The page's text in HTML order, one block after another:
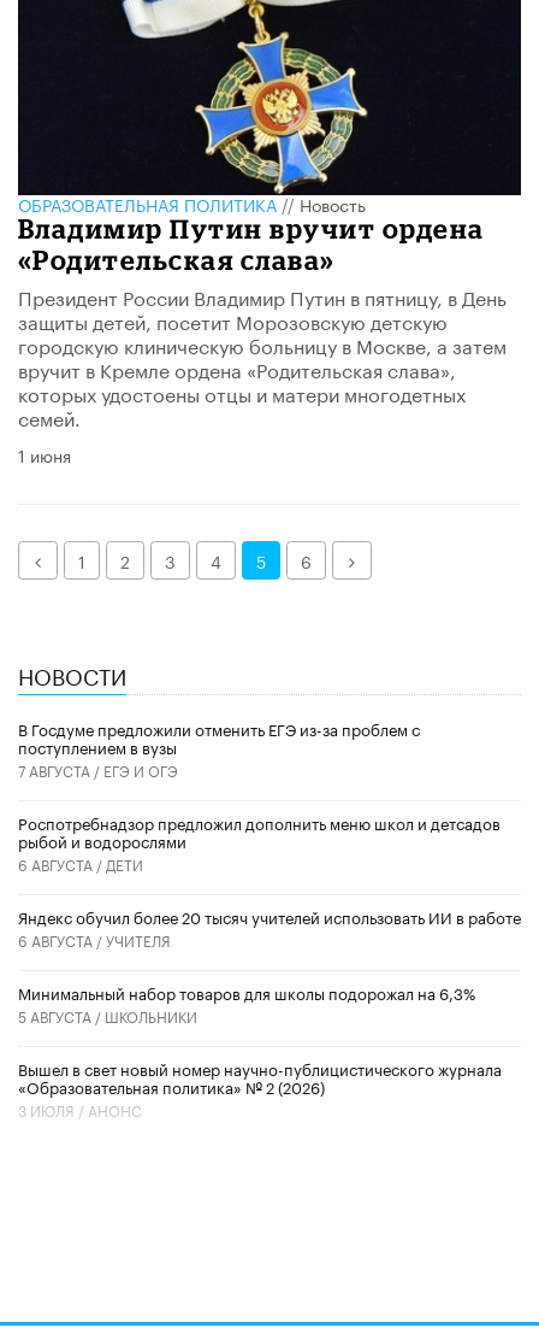
ОБРАЗОВАТЕЛЬНАЯ ПОЛИТИКА//Новость
Владимир Путин вручит ордена
«Родительская слава»
Президент России Владимир Путин в пятницу, в День
защиты детей, посетит Морозовскую детскую
городскую клиническую больницу в Москве, а затем
вручит в Кремле ордена «Родительская слава»,
которых удостоены отцы и матери многодетных
семей.
1 июня
Назад1 2 3 4 5 6 Далее
НОВОСТИ
В Госдуме предложили отменить ЕГЭ из-за проблем с
поступлением в вузы
7 АВГУСТА / ЕГЭ И ОГЭ
Роспотребнадзор предложил дополнить меню школ и детсадов
рыбой и водорослями
6 АВГУСТА / ДЕТИ
​Яндекс обучил более 20 тысяч учителей использовать ИИ в работе
6 АВГУСТА /УЧИТЕЛЯ
Минимальный набор товаров для школы подорожал на 6,3%
5 АВГУСТА / ШКОЛЬНИКИ
Вышел в свет новый номер научно-публицистического журнала
«Образовательная политика» № 2 (2026)
3 ИЮЛЯ / АНОНС